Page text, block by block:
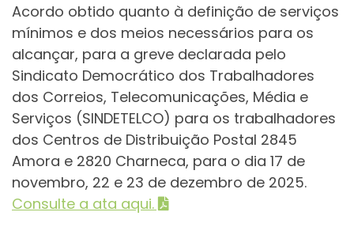
Acordo obtido quanto à definição de serviços
mínimos e dos meios necessários para os
alcançar, para a greve declarada pelo
Sindicato Democrático dos Trabalhadores
dos Correios, Telecomunicações, Média e
Serviços (SINDETELCO) para os trabalhadores
dos Centros de Distribuição Postal 2845
Amora e 2820 Charneca, para o dia 17 de
novembro, 22 e 23 de dezembro de 2025.
Consulte a ata aqui.